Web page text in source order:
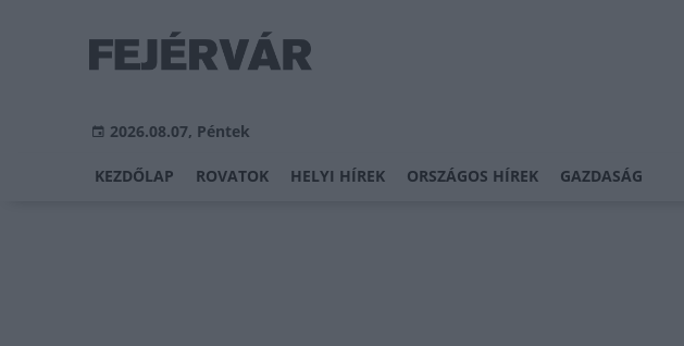
2026.08.07, Péntek
KEZDŐLAP ROVATOK HELYI HÍREK ORSZÁGOS HÍREK GAZDASÁG